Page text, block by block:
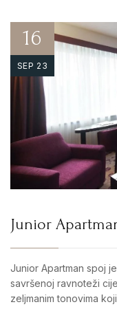
16
SEP 23
Junior
Junior Apartman spoj
savršenoj ravnoteži
zeljmanim tonovima